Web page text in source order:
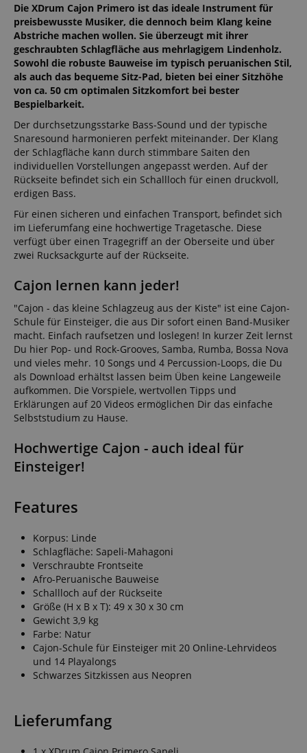
Die XDrum Cajon Primero ist das ideale Instrument für
preisbewusste Musiker, die dennoch beim Klang keine
Abstriche machen wollen. Sie überzeugt mit ihrer
geschraubten Schlagfläche aus mehrlagigem Lindenholz.
Sowohl die robuste Bauweise im typisch peruanischen Stil,
als auch das bequeme Sitz-Pad, bieten bei einer Sitzhöhe
von ca. 50 cm optimalen Sitzkomfort bei bester
Bespielbarkeit.
Der durchsetzungsstarke Bass-Sound und der typische
Snaresound harmonieren perfekt miteinander. Der Klang
der Schlagfläche kann durch stimmbare Saiten den
individuellen Vorstellungen angepasst werden. Auf der
Rückseite befindet sich ein Schallloch für einen druckvoll,
erdigen Bass.
Für einen sicheren und einfachen Transport, befindet sich
im Lieferumfang eine hochwertige Tragetasche. Diese
verfügt über einen Tragegriff an der Oberseite und über
zwei Rucksackgurte auf der Rückseite.
Cajon lernen kann jeder!
"Cajon - das kleine Schlagzeug aus der Kiste" ist eine Cajon-
Schule für Einsteiger, die aus Dir sofort einen Band-Musiker
macht. Einfach raufsetzen und loslegen! In kurzer Zeit lernst
Du hier Pop- und Rock-Grooves, Samba, Rumba, Bossa Nova
und vieles mehr. 10 Songs und 4 Percussion-Loops, die Du
als Download erhältst lassen beim Üben keine Langeweile
aufkommen. Die Vorspiele, wertvollen Tipps und
Erklärungen auf 20 Videos ermöglichen Dir das einfache
Selbststudium zu Hause.
Hochwertige Cajon - auch ideal für
Einsteiger!
Features
Korpus: Linde
Schlagfläche: Sapeli-Mahagoni
Verschraubte Frontseite
Afro-Peruanische Bauweise
Schallloch auf der Rückseite
Größe (H x B x T): 49 x 30 x 30 cm
Gewicht 3,9 kg
Farbe: Natur
Cajon-Schule für Einsteiger mit 20 Online-Lehrvideos
und 14 Playalongs
Schwarzes Sitzkissen aus Neopren
Lieferumfang